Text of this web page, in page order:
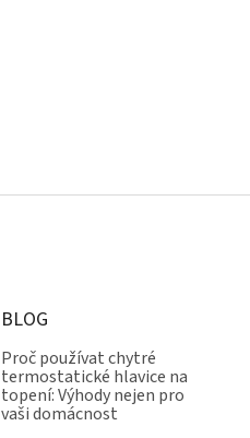
BLOG
Proč používat chytré
termostatické hlavice na
topení: Výhody nejen pro
vaši domácnost